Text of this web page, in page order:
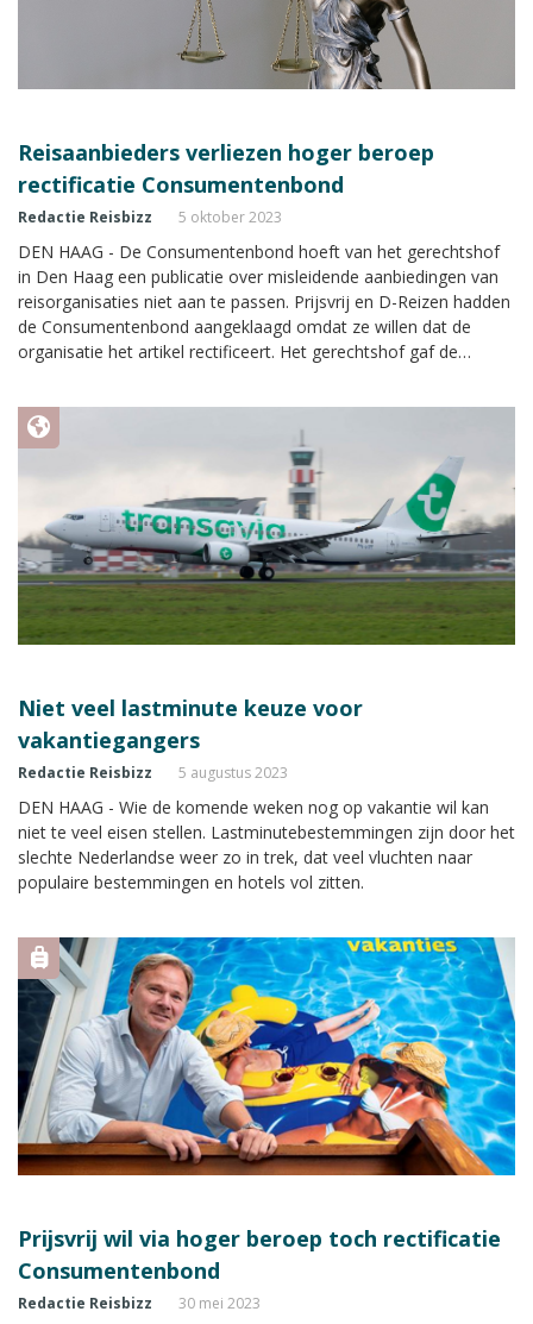
Reisaanbieders verliezen hoger beroep
rectificatie Consumentenbond
Redactie Reisbizz 5 oktober 2023
DEN HAAG - De Consumentenbond hoeft van het gerechtshof
in Den Haag een publicatie over misleidende aanbiedingen van
reisorganisaties niet aan te passen. Prijsvrij en D-Reizen hadden
de Consumentenbond aangeklaagd omdat ze willen dat de
organisatie het artikel rectificeert. Het gerechtshof gaf de
Niet veel lastminute keuze voor
vakantiegangers
Redactie Reisbizz 5 augustus 2023
DEN HAAG - Wie de komende weken nog op vakantie wil kan
niet te veel eisen stellen. Lastminutebestemmingen zijn door het
slechte Nederlandse weer zo in trek, dat veel vluchten naar
populaire bestemmingen en hotels vol zitten.
Prijsvrij wil via hoger beroep toch rectificatie
Consumentenbond
Redactie Reisbizz 30 mei 2023